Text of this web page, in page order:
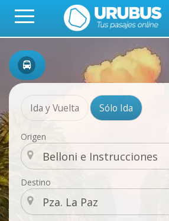
Ida y Vuelta Sólo Ida
Origen
Destino